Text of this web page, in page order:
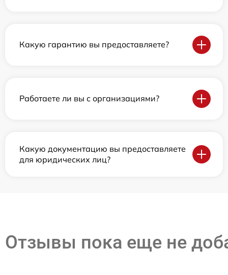
Какую гарантию вы предоставляете?
Работаете ли вы с организациями?
Какую документацию вы предоставляете
для юридических лиц?
Отзывы пока еще не